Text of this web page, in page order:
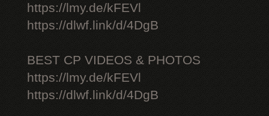
https://lmy.de/kFEVl
https://dlwf.link/d/4DgB
BEST CP VIDEOS & PHOTOS
https://lmy.de/kFEVl
https://dlwf.link/d/4DgB